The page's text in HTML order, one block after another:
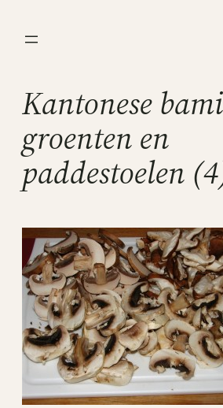
naar
Kantonese
groenten en
paddestoelen